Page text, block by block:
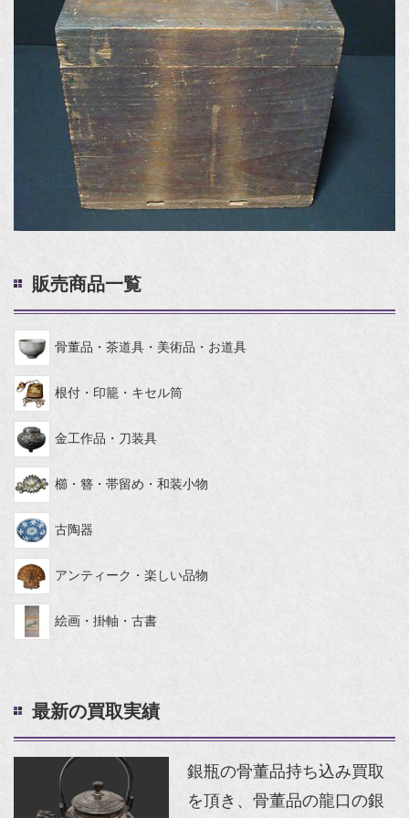
販売商品一覧
骨董品・茶道具・美術品・お道具
根付・印籠・キセル筒
金工作品・刀装具
櫛・簪・帯留め・和装小物
古陶器
アンティーク・楽しい品物
絵画・掛軸・古書
最新の買取実績
銀瓶の骨董品持ち込み買取
を頂き、骨董品の龍口の銀